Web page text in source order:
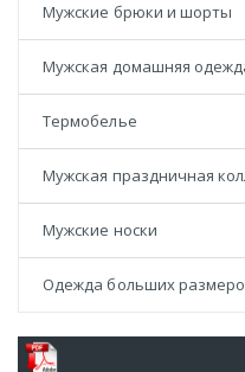
Мужские брюки и шорты
Мужская домашняя
Термобелье
Мужская праздничная
Мужские носки
Одежда больших